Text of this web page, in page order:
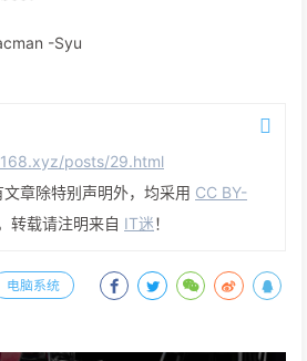
-Syu
posts/29.html
章除特别声明外，均采用 CC BY-
转载请注明来自 IT迷！
电脑系统